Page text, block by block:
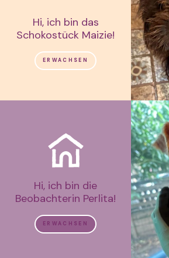
Hi, ich bin das
Schokostück Maizie!
ERWACHSEN
Hi, ich bin die
Beobachterin Perlita!
ERWACHSEN